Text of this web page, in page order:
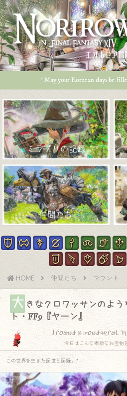
エオルゼア冒
* May your Eorzean days be
ミラプリの記録
仲間たち
HOME 仲間たち マウント
大 きなクロワッサンのよ
ト・FF9『ヤーン』
I found a wonderful
今日はこんな素敵なお宝物
この世界を生きた記憶と記録.｡.:*